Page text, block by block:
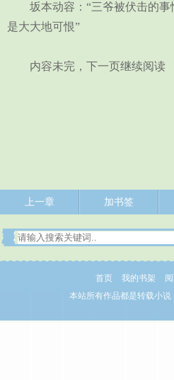
坂本动容：“三爷被伏击的事
是大大地可恨”
内容未完，下一页继续阅读
上一章 加书签
首页 我的书架
本站所有作品都是转载小说